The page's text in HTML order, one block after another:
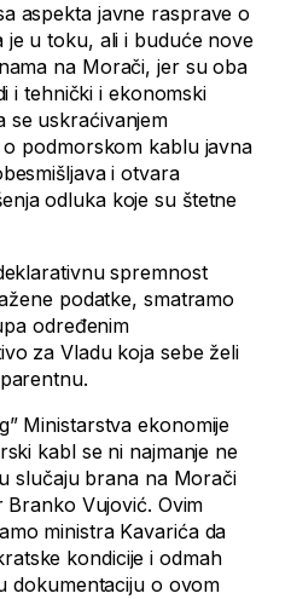
aspekta javne rasprave o
u toku, ali i buduće nove
na Morači, jer su oba
i tehnički i ekonomski
se uskraćivanjem
podmorskom kablu javna
i otvara
odluka koje su štetne
spremnost
podatke, smatramo
određenim
za Vladu koja sebe želi
Ministarstva ekonomije
kabl se ni najmanje ne
slučaju brana na Morači
Branko Vujović. Ovim
ministra Kavarića da
kondicije i odmah
dokumentaciju o ovom